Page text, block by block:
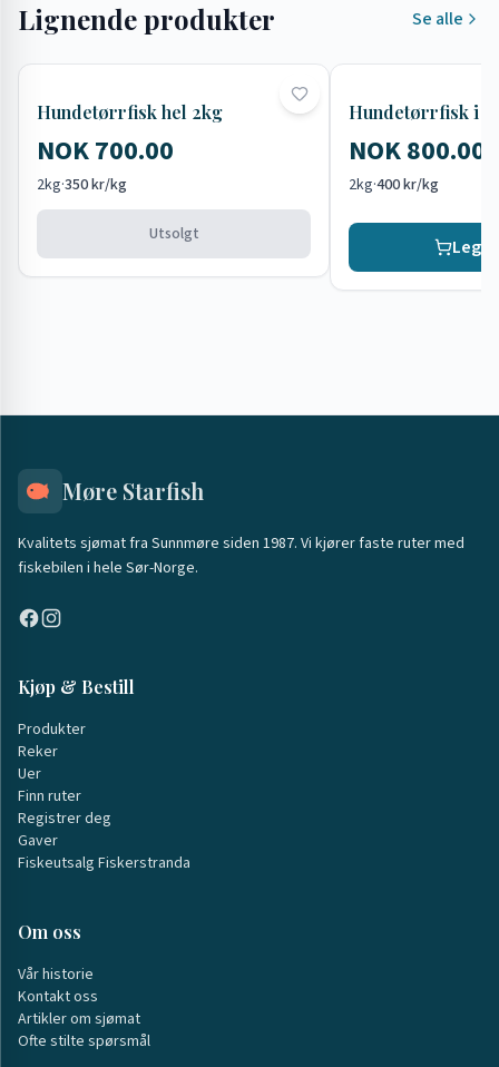
Lignende produkter Se alle
Utsolgt
Hundetørrfisk hel 2kg
NOK 700.00
2kg·350 kr/kg
Utsolgt
Hundetørrfisk i
NOK 800.00
2kg·400 kr/kg
Legg
Møre Starfish
Kvalitets sjømat fra Sunnmøre siden 1987. Vi kjører faste ruter med
fiskebilen i hele Sør-Norge.
Kjøp & Bestill
Produkter
Reker
Uer
Finn ruter
Registrer deg
Gaver
Fiskeutsalg Fiskerstranda
Om oss
Vår historie
Kontakt oss
Artikler om sjømat
Ofte stilte spørsmål